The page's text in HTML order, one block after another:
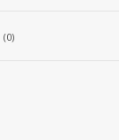
(0)